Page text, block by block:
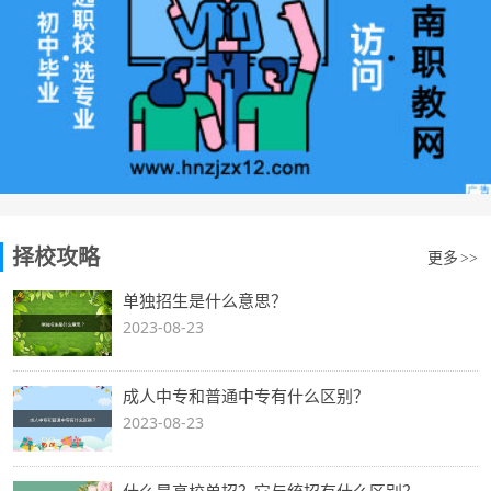
择校攻略 更多 >>
单独招生是什么意思？
2023-08-23
成人中专和普通中专有什么区别？
2023-08-23